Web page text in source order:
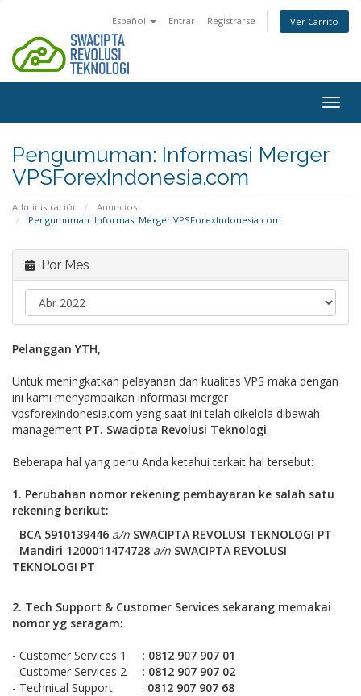
Español Entrar Registrarse Ver Carrito
Pengumuman: Informasi Merger
VPSForexIndonesia.com
Administración
Anuncios
Pengumuman: Informasi Merger VPSForexIndonesia.com
Por Mes
Pelanggan YTH,
Untuk meningkatkan pelayanan dan kualitas VPS maka dengan
ini kami menyampaikan informasi merger
vpsforexindonesia.com yang saat ini telah dikelola dibawah
management PT. Swacipta Revolusi Teknologi.
Beberapa hal yang perlu Anda ketahui terkait hal tersebut:
1. Perubahan nomor rekening pembayaran ke salah satu
rekening berikut:
- BCA 5910139446 a/n SWACIPTA REVOLUSI TEKNOLOGI PT
- Mandiri 1200011474728 a/n SWACIPTA REVOLUSI
TEKNOLOGI PT
2. Tech Support & Customer Services sekarang memakai
nomor yg seragam:
- Customer Services 1 : 0812 907 907 01
- Customer Services 2 : 0812 907 907 02
- Technical Support : 0812 907 907 68